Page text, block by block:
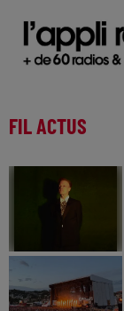
FIL ACTUS